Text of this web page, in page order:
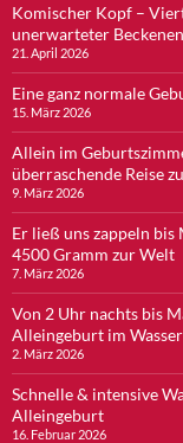
Komischer Kopf –
unerwarteter
21. April 2026
Eine ganz normale
15. März 2026
Allein im
überraschende Reise
9. März 2026
Er ließ uns zappeln
4500 Gramm zur Welt
7. März 2026
Von 2 Uhr nachts bis
Alleingeburt im Wasser
2. März 2026
Schnelle & intensive
Alleingeburt
16. Februar 2026